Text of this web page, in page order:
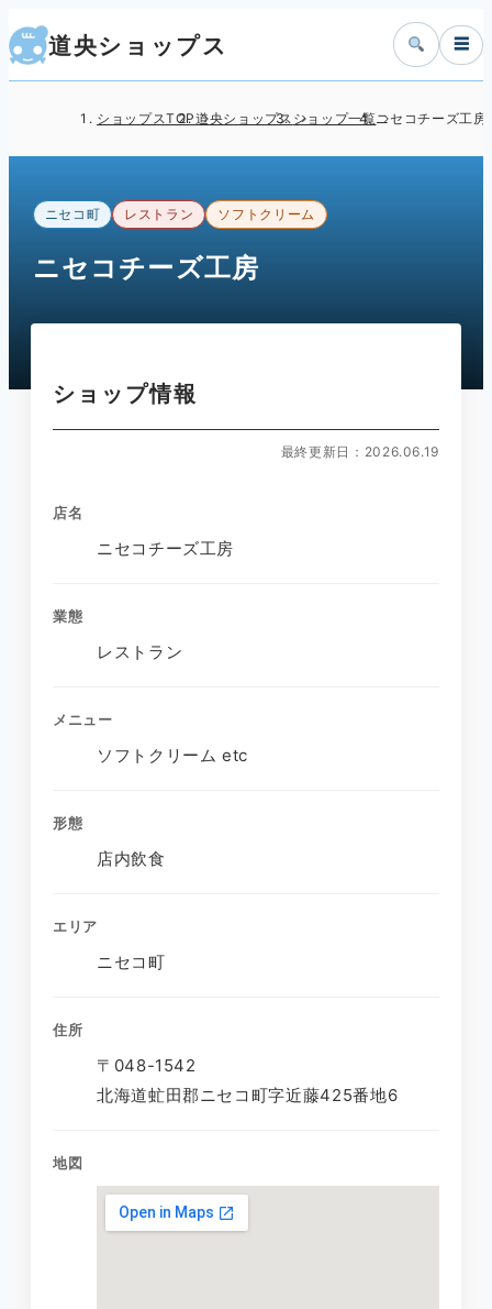
道央ショップス ☰
ショップスTOP道央ショップス ショップ一覧ニセコチーズ工房
ニセコ町 レストラン ソフトクリーム
ニセコチーズ工房
ショップ情報
最終更新日：2026.06.19
店名
ニセコチーズ工房
業態
レストラン
メニュー
ソフトクリーム etc
形態
店内飲食
エリア
ニセコ町
住所
〒048-1542
北海道虻田郡ニセコ町字近藤425番地6
地図